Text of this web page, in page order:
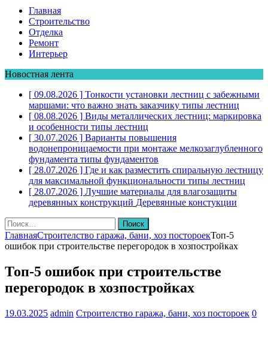
Главная
Строительство
Отделка
Ремонт
Интерьер
Новостная лента
[ 09.08.2026 ] Тонкости установки лестниц с забежными
маршами: что важно знать заказчику типы лестниц
[ 08.08.2026 ] Виды металлических лестниц: маркировка
и особенности типы лестниц
[ 30.07.2026 ] Варианты повышения
водонепроницаемости при монтаже мелкозаглубленного
фундамента типы фундаментов
[ 28.07.2026 ] Где и как разместить спиральную лестницу
для максимальной функциональности типы лестниц
[ 28.07.2026 ] Лучшие материалы для влагозащиты
деревянных конструкций Деревянные констукции
Найти:
ГлавнаяСтроителство гаража, бани, хоз постороекТоп-5
ошибок при строительстве перегородок в хозпостройках
Топ-5 ошибок при строительстве
перегородок в хозпостройках
19.03.2025 admin Строителство гаража, бани, хоз постороек 0